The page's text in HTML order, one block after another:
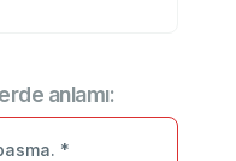
anlamı:
*